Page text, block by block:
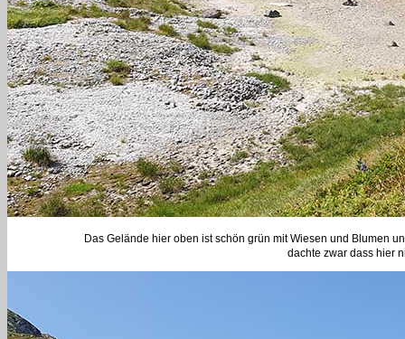
Das Gelände hier oben ist schön grün mit Wiesen und Blumen
dachte zwar dass hier